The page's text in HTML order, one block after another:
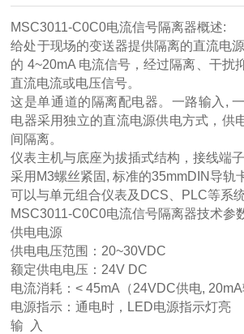
MSC3011-C0C0电流信号隔离器概述:
给处于现场的变送器提供隔离的直流电
的 4~20mA 电流信号，经过隔离、干扰
直流电流或电压信号。
这是单通道的隔离配电器。一路输入,
电器采用独立的直流电源供电方式，供
间隔离。
仪表主机与底座为拔插式结构，接线端
采用M3螺丝紧固, 标准的35mmDIN导轨
可以与单元组合仪表及DCS、PLC等系
MSC3011-C0C0电流信号隔离器技术参
供电电源
供电电压范围：20~30VDC
额定供电电压：24V DC
电流消耗：< 45mA（24VDC供电, 20mA
电源指示：通电时，LED电源指示灯亮
输 入